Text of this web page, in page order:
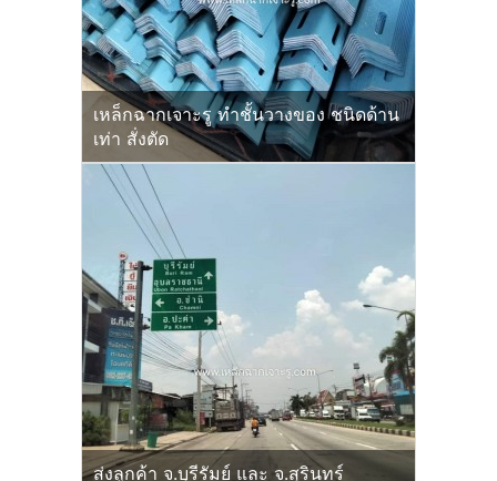
เหล็กฉากเจาะรู ทำชั้นวางของ ชนิดด้าน
เท่า สั่งตัด
ส่งลูกค้า จ.บุรีรัมย์ และ จ.สุรินทร์